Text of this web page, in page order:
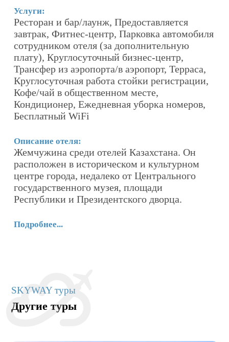
Услуги:
Ресторан и бар/лаунж, Предоставляется
завтрак, Фитнес-центр, Парковка автомобиля
сотрудником отеля (за дополнительную
плату), Круглосуточный бизнес-центр,
Трансфер из аэропорта/в аэропорт, Терраса,
Круглосуточная работа стойки регистрации,
Кофе/чай в общественном месте,
Кондиционер, Ежедневная уборка номеров,
Бесплатный WiFi
Описание отеля:
Жемчужина среди отелей Казахстана. Он
расположен в историческом и культурном
центре города, недалеко от Центрального
государственного музея, площади
Республики и Президентского дворца.
Подробнее...
SKYWAY туры
Другие туры